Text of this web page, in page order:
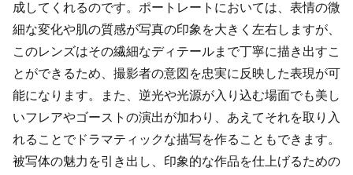
成してくれるのです。ポートレートにおいては、表情の微
細な変化や肌の質感が写真の印象を大きく左右しますが、
このレンズはその繊細なディテールまで丁寧に描き出すこ
とができるため、撮影者の意図を忠実に反映した表現が可
能になります。また、逆光や光源が入り込む場面でも美し
いフレアやゴーストの演出が加わり、あえてそれを取り入
れることでドラマティックな描写を作ることもできます。
被写体の魅力を引き出し、印象的な作品を仕上げるための